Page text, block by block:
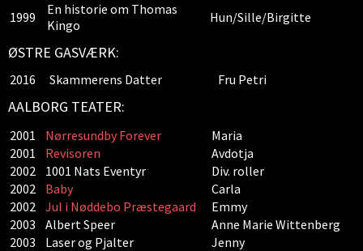
1999
En historie om Thomas
Kingo
Hun/Sille/Birgitte
ØSTRE GASVÆRK:
2016 Skammerens Datter Fru Petri
AALBORG TEATER:
2001 Nørresundby Forever
Maria
2001
Revisoren
Avdotja
2002
1001 Nats Eventyr
Div. roller
2002
Baby
Carla
2002 Jul i Nøddebo Præstegaard
Emmy
2003
Albert Speer
Anne Marie Wittenberg
2003
Laser og Pjalter
Jenny